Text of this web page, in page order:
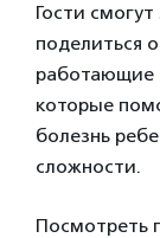
Гости
поделиться
работающие
которые
болезнь
сложности.
Посмотреть